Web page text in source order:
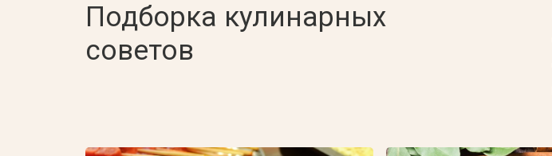
Подборка кулинарных
советов